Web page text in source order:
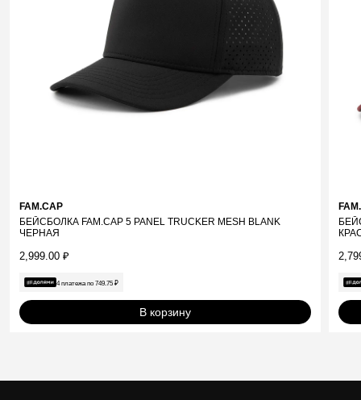
FAM.CAP
БЕЙСБОЛКА FAM.CAP 5 PANEL TRUCKER MESH BLANK
ЧЕРНАЯ
2,999.00 ₽
4 платежа по 749.75 ₽
В корзину